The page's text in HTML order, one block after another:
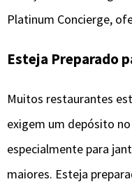
Platinum Concierge,
Esteja Preparado
Muitos restaurantes
exigem um depósito
especialmente para
maiores. Esteja